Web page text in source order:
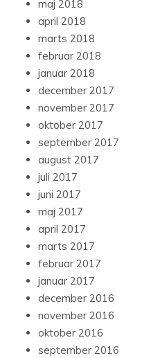
maj 2018
april 2018
marts 2018
februar 2018
januar 2018
december 2017
november 2017
oktober 2017
september 2017
august 2017
juli 2017
juni 2017
maj 2017
april 2017
marts 2017
februar 2017
januar 2017
december 2016
november 2016
oktober 2016
september 2016